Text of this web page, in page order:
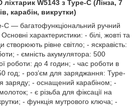
W5143 з Type-C (Лінза, 7
карабін, викрутки)
C — багатофункціональний ручний
характеристики: - білі, жовті та
створюють рівне світло; - яскравість:
- ємність акумулятора: 500
роботи: до 4 годин; - час роботи в
год; - роз’єм для заряджання: Type-
заряду; - оснащений карабіном; -
- є різьба для фіксації на
- функція мутрового ключа; -